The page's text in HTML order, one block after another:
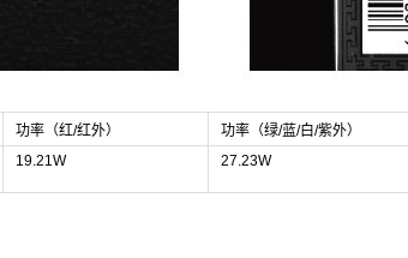
功率（红/红外） 功率（绿/蓝/白/紫外）
19.21W 27.23W